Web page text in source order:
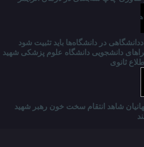
در دانشگاه‌ها باید تثبیت شود
دانشجویی دانشگاه علوم پزشکی شهید
ثانوی
شاهد انتقام سخت خون رهبر شهید